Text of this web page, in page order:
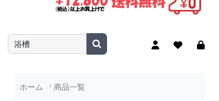
商品名やキーワードを入力
ホーム 商品一覧